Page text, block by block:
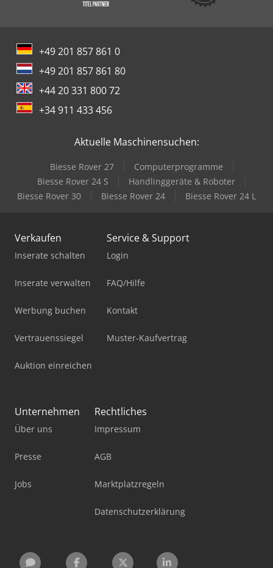
+49 201 857 861 0
+49 201 857 861 80
+44 20 331 800 72
+34 911 433 456
Aktuelle Maschinensuchen:
Biesse Rover 27
Computerprogramme
Biesse Rover 24 S
Handlinggeräte & Roboter
Biesse Rover 30
Biesse Rover 24 Biesse Rover 24 L
Verkaufen
Inserate schalten
Inserate verwalten
Werbung buchen
Vertrauenssiegel
Auktion einreichen
Service & Support
Login
FAQ/Hilfe
Kontakt
Muster-Kaufvertrag
Unternehmen
Über uns
Presse
Jobs
Rechtliches
Impressum
AGB
Marktplatzregeln
Datenschutzerklärung